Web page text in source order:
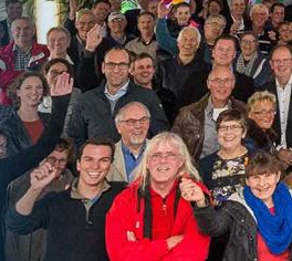
VOOR HAAR
EN ONZE
TOEKOMST
Fred Warbroek, lid Deltawind